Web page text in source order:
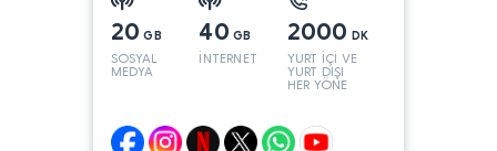
20 GB
SOSYAL
MEDYA
40 GB
İNTERNET
2000 DK
YURT İÇİ VE
YURT DIŞI
HER YÖNE